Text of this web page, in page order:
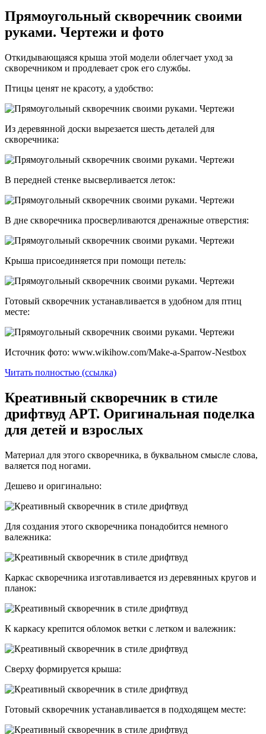
Прямоугольный скворечник своими
руками. Чертежи и фото
Откидывающаяся крыша этой модели облегчает уход за
скворечником и продлевает срок его службы.
Птицы ценят не красоту, а удобство:
Из деревянной доски вырезается шесть деталей для
скворечника:
В передней стенке высверливается леток:
В дне скворечника просверливаются дренажные отверстия:
Крыша присоединяется при помощи петель:
Готовый скворечник устанавливается в удобном для птиц
месте:
Источник фото: www.wikihow.com/Make-a-Sparrow-Nestbox
Читать полностью (ссылка)
Креативный скворечник в стиле
дрифтвуд АРТ. Оригинальная поделка
для детей и взрослых
Материал для этого скворечника, в буквальном смысле слова,
валяется под ногами.
Дешево и оригинально:
Для создания этого скворечника понадобится немного
валежника:
Каркас скворечника изготавливается из деревянных кругов и
планок:
К каркасу крепится обломок ветки с летком и валежник:
Сверху формируется крыша:
Готовый скворечник устанавливается в подходящем месте: